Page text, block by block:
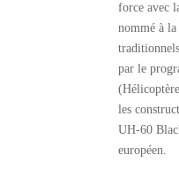
force avec
nommé à
par le
les
UH-60
européen.